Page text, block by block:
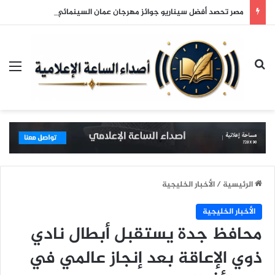
مصر تحصد أفضل سيناريو جوائز مهرجان عمان السينمائي
بحث عن
الرئيسية/الأخبار الخليجية
الأخبار الخليجية
محافظ جدة يستقبل أبطال نادي
ذوي الإعاقة بعد إنجاز عالمي في